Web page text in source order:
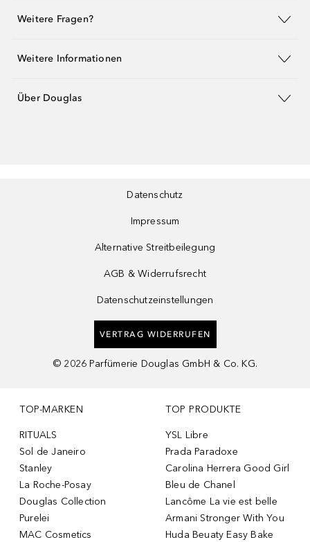
Weitere Fragen?
Weitere Informationen
Über Douglas
Datenschutz
Impressum
Alternative Streitbeilegung
AGB & Widerrufsrecht
Datenschutzeinstellungen
VERTRAG WIDERRUFEN
© 2026 Parfümerie Douglas GmbH & Co. KG.
TOP-MARKEN
RITUALS
Sol de Janeiro
Stanley
La Roche-Posay
Douglas Collection
Purelei
MAC Cosmetics
TOP PRODUKTE
YSL Libre
Prada Paradoxe
Carolina Herrera Good Girl
Bleu de Chanel
Lancôme La vie est belle
Armani Stronger With You
Huda Beuaty Easy Bake